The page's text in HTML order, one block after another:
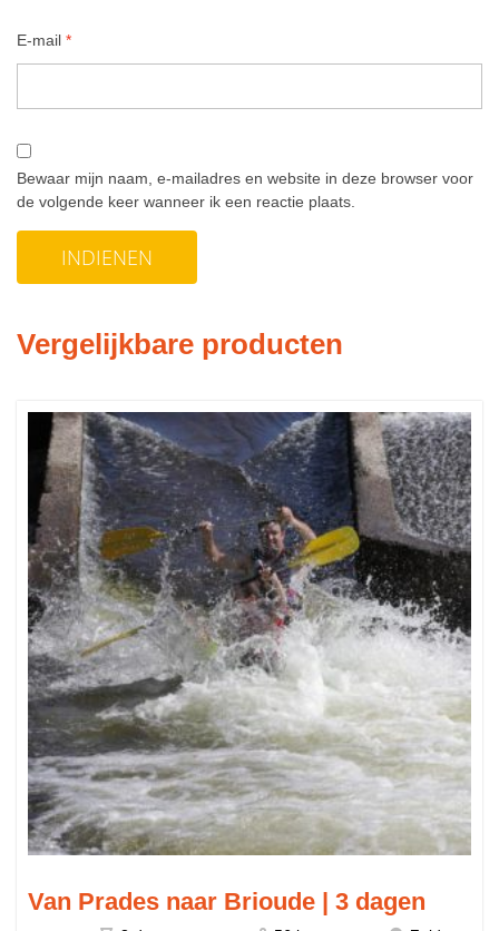
E-mail *
Bewaar mijn naam, e-mailadres en website in deze browser voor
de volgende keer wanneer ik een reactie plaats.
Vergelijkbare producten
Van Prades naar Brioude | 3 dagen